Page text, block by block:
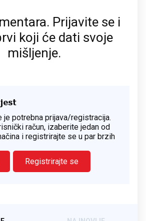
Prijavite se i
koji će dati svoje
mišljenje.
je potrebna prijava/registracija.
račun, izaberite jedan od
i registrirajte se u par brzih
Registrirajte se